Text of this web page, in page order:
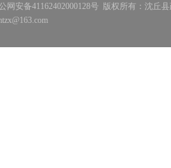
网安备41162402000128号 版权所有：沈丘